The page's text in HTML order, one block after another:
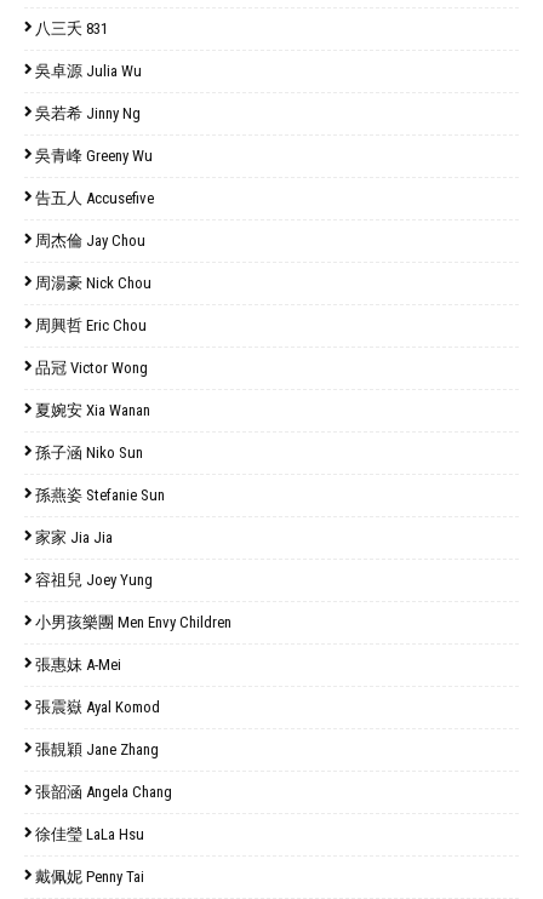
八三夭 831
吳卓源 Julia Wu
吳若希 Jinny Ng
吳青峰 Greeny Wu
告五人 Accusefive
周杰倫 Jay Chou
周湯豪 Nick Chou
周興哲 Eric Chou
品冠 Victor Wong
夏婉安 Xia Wanan
孫子涵 Niko Sun
孫燕姿 Stefanie Sun
家家 Jia Jia
容祖兒 Joey Yung
小男孩樂團 Men Envy Children
張惠妹 A-Mei
張震嶽 Ayal Komod
張靚穎 Jane Zhang
張韶涵 Angela Chang
徐佳瑩 LaLa Hsu
戴佩妮 Penny Tai